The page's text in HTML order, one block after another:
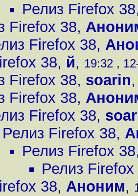
Релиз Firefox 38
Firefox 38,
Firefox 38,
38, й, 19:32 ,
Firefox 38, soarin
Firefox 38,
Firefox 38,
Релиз Firefox 38,
Релиз Firefox 38
Релиз Firefox
38, Аноним,